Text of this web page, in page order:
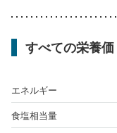
すべての栄養価
エネルギー
食塩相当量